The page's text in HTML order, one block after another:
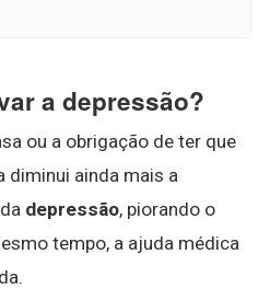
a depressão?
ou a obrigação de ter que
diminui ainda mais a
depressão, piorando o
tempo, a ajuda médica